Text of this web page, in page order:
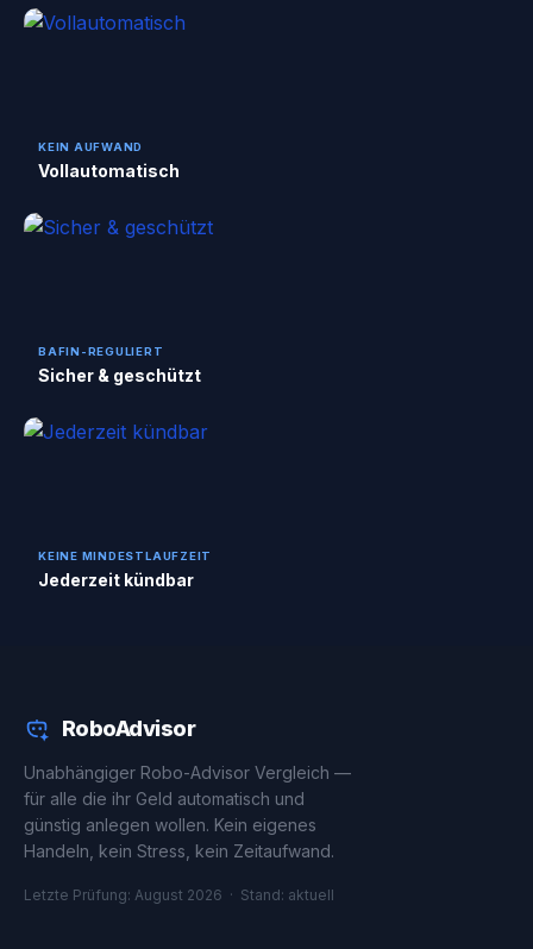
KEIN AUFWAND
Vollautomatisch
BAFIN-REGULIERT
Sicher & geschützt
KEINE MINDESTLAUFZEIT
Jederzeit kündbar
RoboAdvisor
Unabhängiger Robo-Advisor Vergleich —
für alle die ihr Geld automatisch und
günstig anlegen wollen. Kein eigenes
Handeln, kein Stress, kein Zeitaufwand.
Letzte Prüfung: August 2026 · Stand: aktuell